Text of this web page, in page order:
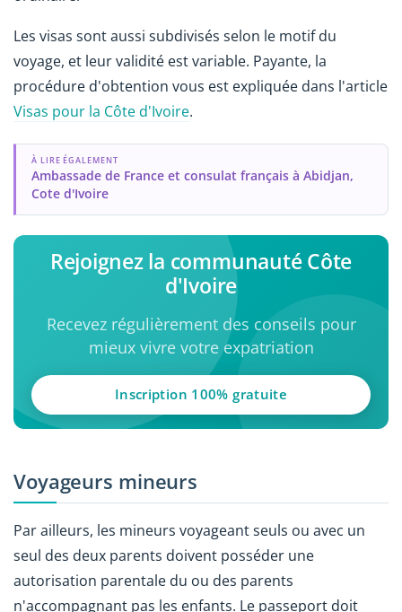
Les visas sont aussi subdivisés selon le motif du
voyage, et leur validité est variable. Payante, la
procédure d'obtention vous est expliquée dans l'article
Visas pour la Côte d'Ivoire.
À LIRE ÉGALEMENT
Ambassade de France et consulat français à Abidjan,
Cote d'Ivoire
Rejoignez la communauté Côte
d'Ivoire
Recevez régulièrement des conseils pour
mieux vivre votre expatriation
Inscription 100% gratuite
Voyageurs mineurs
Par ailleurs, les mineurs voyageant seuls ou avec un
seul des deux parents doivent posséder une
autorisation parentale du ou des parents
n'accompagnant pas les enfants. Le passeport doit